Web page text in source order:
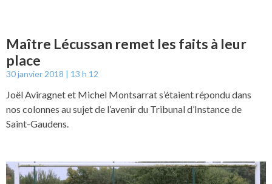
Maître Lécussan remet les faits à leur
place
30 janvier 2018 13 h 12
Joël Aviragnet et Michel Montsarrat s’étaient répondu dans
nos colonnes au sujet de l’avenir du Tribunal d’Instance de
Saint-Gaudens.